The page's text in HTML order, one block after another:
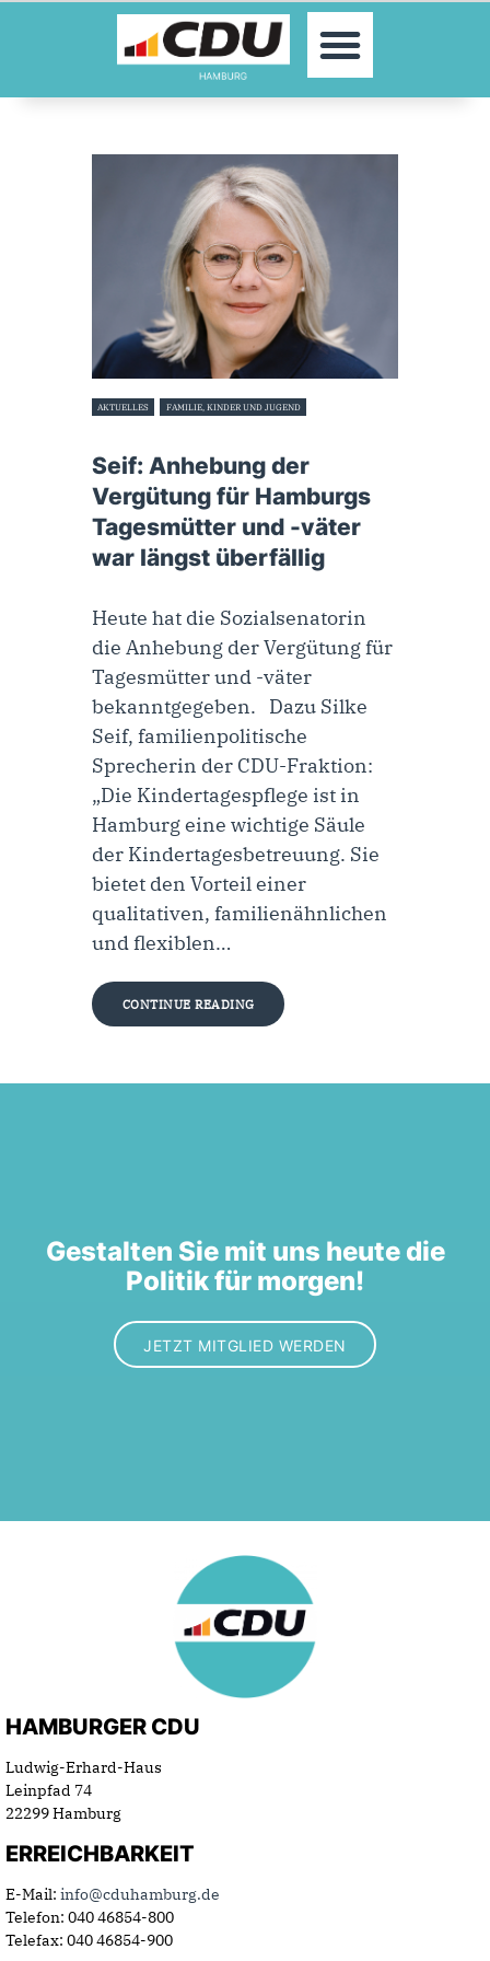
MOIN!
AKTUELLES
PARLAMENTE
KONTAKT
SPENDEN
MITGLIED WERDEN!
AKTUELLES FAMILIE, KINDER UND JUGEND
Seif: Anhebung der
Vergütung für Hamburgs
Tagesmütter und -väter
war längst überfällig
Heute hat die Sozialsenatorin
die Anhebung der Vergütung für
Tagesmütter und -väter
bekanntgegeben. Dazu Silke
Seif, familienpolitische
Sprecherin der CDU-Fraktion:
„Die Kindertagespflege ist in
Hamburg eine wichtige Säule
der Kindertagesbetreuung. Sie
bietet den Vorteil einer
qualitativen, familienähnlichen
und flexiblen…
CONTINUE READING
Gestalten Sie mit uns heute die
Politik für morgen!
JETZT MITGLIED WERDEN
HAMBURGER CDU
Ludwig-Erhard-Haus
Leinpfad 74
22299 Hamburg
ERREICHBARKEIT
E-Mail: info@cduhamburg.de
Telefon: 040 46854-800
Telefax: 040 46854-900